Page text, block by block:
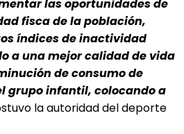
las oportunidades de
fisca de la población,
índices de inactividad
a una mejor calidad de vida
de consumo de
grupo infantil, colocando a
la autoridad del deporte